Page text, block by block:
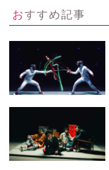
おすすめ記事